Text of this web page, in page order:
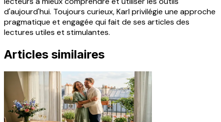
d'aujourd'hui. Toujours curieux, Karl privilégie une approche
pragmatique et engagée qui fait de ses articles des
lectures utiles et stimulantes.
Articles similaires